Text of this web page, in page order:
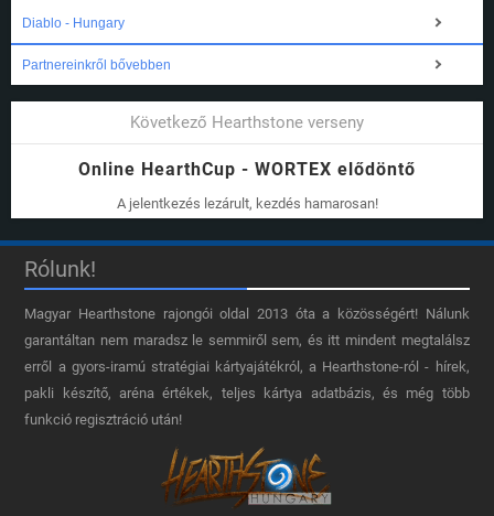
Diablo - Hungary
Partnereinkről bővebben
Következő Hearthstone verseny
Online HearthCup - WORTEX elődöntő
A jelentkezés lezárult, kezdés hamarosan!
Rólunk!
Magyar Hearthstone​ rajongói oldal 2013 óta a közösségért! Nálunk
garantáltan nem maradsz le semmiről sem, és itt mindent megtalálsz
erről a gyors-iramú stratégiai kártyajátékról, a Hearthstone-ról - hírek,
pakli készítő, aréna értékek, teljes kártya adatbázis, és még több
funkció regisztráció után!